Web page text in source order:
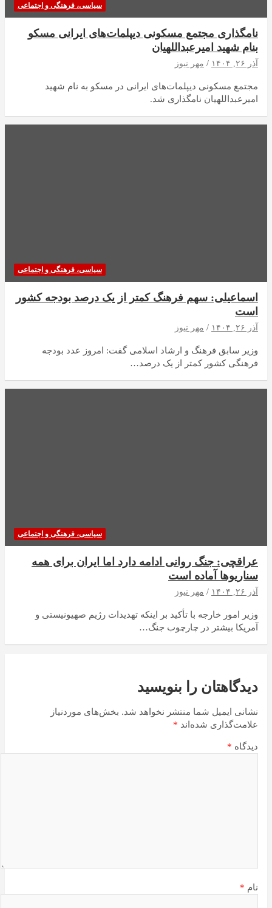
سیاسی، فرهنگی و اجتماعی
نامگذاری مجتمع مسکونی دیپلمات‌های ایرانی مسکو
بنام شهید امیرعبداللهیان
آذر ۲۶, ۱۴۰۴ مهر نیوز
مجتمع مسکونی دیپلمات‌های ایرانی در مسکو به نام شهید
امیرعبداللهیان نامگذاری شد.
سیاسی، فرهنگی و اجتماعی
اسماعیلی: سهم فرهنگ کمتر از یک درصد بودجه کشور
است
آذر ۲۶, ۱۴۰۴ مهر نیوز
وزیر سابق فرهنگ و ارشاد اسلامی گفت: امروز عدد بودجه
فرهنگی کشور کمتر از یک درصد…
سیاسی، فرهنگی و اجتماعی
عراقچی: جنگ روانی ادامه دارد اما ایران برای همه
سناریوها آماده است
آذر ۲۶, ۱۴۰۴ مهر نیوز
وزیر امور خارجه با تأکید بر اینکه تهدیدات رژیم صهیونیستی و
آمریکا بیشتر در چارچوب جنگ…
دیدگاهتان را بنویسید
نشانی ایمیل شما منتشر نخواهد شد. بخش‌های موردنیاز
علامت‌گذاری شده‌اند *
دیدگاه *
نام *